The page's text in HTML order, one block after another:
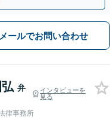
メールでお問い合わせ
弁
インタビューを
見る
律事務所